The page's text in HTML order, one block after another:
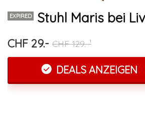
EXPIRED Stuhl Maris bei
CHF 29.- CHF 129.-¹
DEALS ANZEIGEN